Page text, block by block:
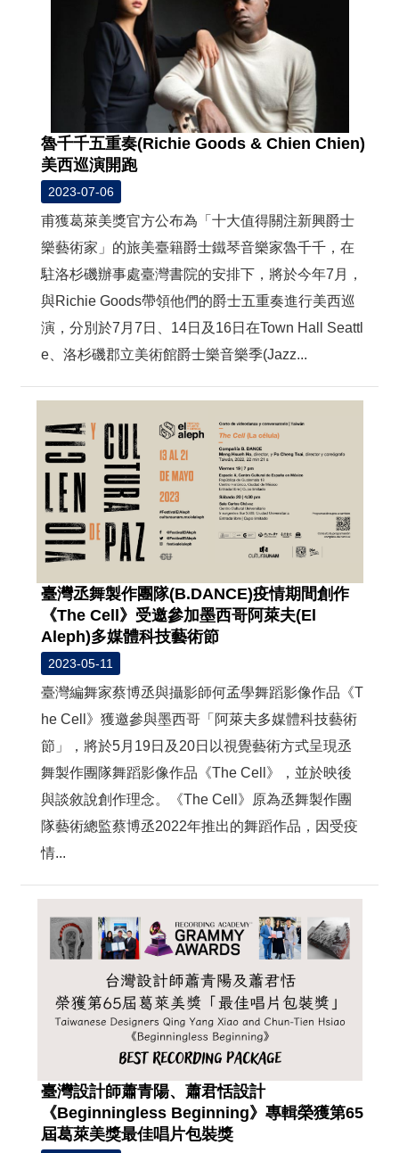
魯千千五重奏(Richie Goods & Chien Chien)
美西巡演開跑
2023-07-06
甫獲葛萊美獎官方公布為「十大值得關注新興爵士
樂藝術家」的旅美臺籍爵士鐵琴音樂家魯千千，在
駐洛杉磯辦事處臺灣書院的安排下，將於今年7月，
與Richie Goods帶領他們的爵士五重奏進行美西巡
演，分別於7月7日、14日及16日在Town Hall Seattl
e、洛杉磯郡立美術館爵士樂音樂季(Jazz...
臺灣丞舞製作團隊(B.DANCE)疫情期間創作
《The Cell》受邀參加墨西哥阿萊夫(El
Aleph)多媒體科技藝術節
2023-05-11
臺灣編舞家蔡博丞與攝影師何孟學舞蹈影像作品《T
he Cell》獲邀參與墨西哥「阿萊夫多媒體科技藝術
節」，將於5月19日及20日以視覺藝術方式呈現丞
舞製作團隊舞蹈影像作品《The Cell》，並於映後
與談敘說創作理念。《The Cell》原為丞舞製作團
隊藝術總監蔡博丞2022年推出的舞蹈作品，因受疫
情...
臺灣設計師蕭青陽、蕭君恬設計
《Beginningless Beginning》專輯榮獲第65
屆葛萊美獎最佳唱片包裝獎